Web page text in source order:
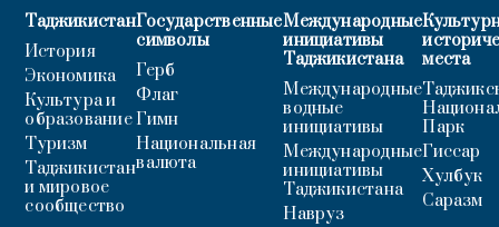
Таджикистан
История
Экономика
Культура и
образование
Туризм
Таджикистан
и мировое
сообщество
Государственные
символы
Герб
Флаг
Гимн
Национальная
валюта
Международные
инициативы
Таджикистана
Международные
водные
инициативы
Международные
инициативы
Таджикистана
Навруз
места
Парк
Гиссар
Хулбук
Саразм